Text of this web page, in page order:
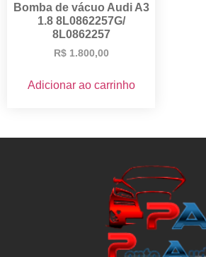
Bomba de vácuo Audi A3
1.8 8L0862257G/
8L0862257
R$1.800,00
Adicionar ao carrinho